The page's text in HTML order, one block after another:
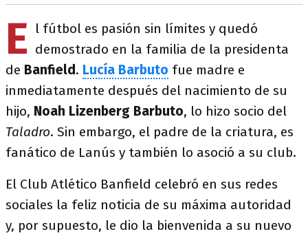
E
l fútbol es pasión sin límites y quedó
demostrado en la familia de la presidenta
de Banfield. Lucía Barbuto fue madre e
inmediatamente después del nacimiento de su
hijo, Noah Lizenberg Barbuto, lo hizo socio del
Taladro. Sin embargo, el padre de la criatura, es
fanático de Lanús y también lo asoció a su club.
El Club Atlético Banfield celebró en sus redes
sociales la feliz noticia de su máxima autoridad
y, por supuesto, le dio la bienvenida a su nuevo